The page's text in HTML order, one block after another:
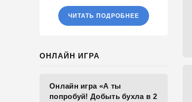
ЧИТАТЬ ПОДРОБНЕЕ
ОНЛАЙН ИГРА
Онлайн игра «А ты
попробуй! Добыть бухла в 2